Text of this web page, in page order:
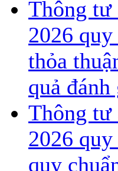
Thông tư
2026
thỏa
quả
Thông tư
2026
quy